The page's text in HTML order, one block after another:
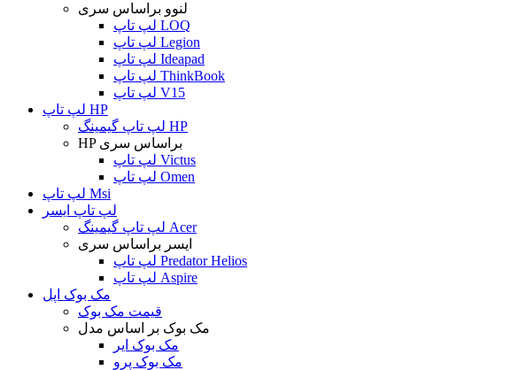
لنوو براساس سری
لپ تاپ LOQ
لپ تاپ Legion
لپ تاپ Ideapad
لپ تاپ ThinkBook
لپ تاپ V15
لپ تاپ HP
لپ تاپ گیمینگ HP
HP براساس سری
لپ تاپ Victus
لپ تاپ Omen
لپ تاپ Msi
لپ تاپ ایسر
لپ تاپ گیمینگ Acer
ایسر براساس سری
لپ تاپ Predator Helios
لپ تاپ Aspire
مک بوک اپل
قیمت مک بوک
مک بوک بر اساس مدل
مک بوک ایر
مک بوک پرو